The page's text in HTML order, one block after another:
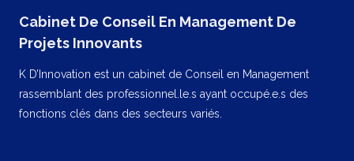
Cabinet De Conseil En Management De
Projets Innovants
K D’Innovation est un cabinet de Conseil en Management
rassemblant des professionnel.le.s ayant occupé.e.s des
fonctions clés dans des secteurs variés.